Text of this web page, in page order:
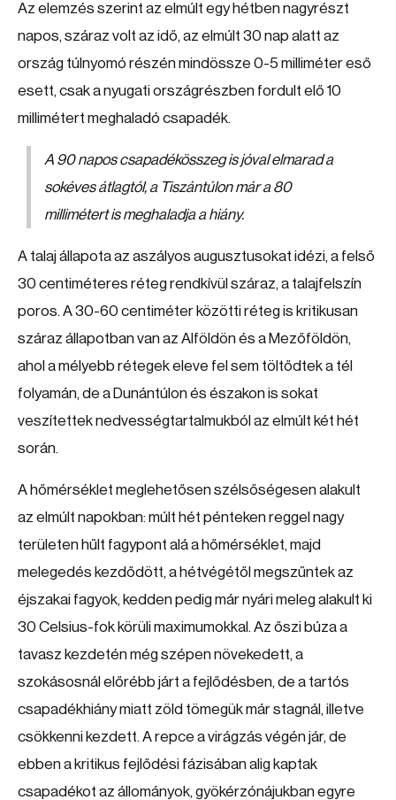
Az elemzés szerint az elmúlt egy hétben nagyrészt
napos, száraz volt az idő, az elmúlt 30 nap alatt az
ország túlnyomó részén mindössze 0-5 milliméter eső
esett, csak a nyugati országrészben fordult elő 10
millimétert meghaladó csapadék.
A 90 napos csapadékösszeg is jóval elmarad a
sokéves átlagtól, a Tiszántúlon már a 80
millimétert is meghaladja a hiány.
A talaj állapota az aszályos augusztusokat idézi, a felső
30 centiméteres réteg rendkívül száraz, a talajfelszín
poros. A 30-60 centiméter közötti réteg is kritikusan
száraz állapotban van az Alföldön és a Mezőföldön,
ahol a mélyebb rétegek eleve fel sem töltődtek a tél
folyamán, de a Dunántúlon és északon is sokat
veszítettek nedvességtartalmukból az elmúlt két hét
során.
A hőmérséklet meglehetősen szélsőségesen alakult
az elmúlt napokban: múlt hét pénteken reggel nagy
területen hűlt fagypont alá a hőmérséklet, majd
melegedés kezdődött, a hétvégétől megszűntek az
éjszakai fagyok, kedden pedig már nyári meleg alakult ki
30 Celsius-fok körüli maximumokkal. Az őszi búza a
tavasz kezdetén még szépen növekedett, a
szokásosnál előrébb járt a fejlődésben, de a tartós
csapadékhiány miatt zöld tömegük már stagnál, illetve
csökkenni kezdett. A repce a virágzás végén jár, de
ebben a kritikus fejlődési fázisában alig kaptak
csapadékot az állományok, gyökérzónájukban egyre